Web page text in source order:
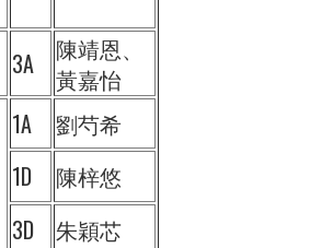
3A
陳靖恩、
黃嘉怡
1A
劉芍希
1D
陳梓悠
3D
朱穎芯